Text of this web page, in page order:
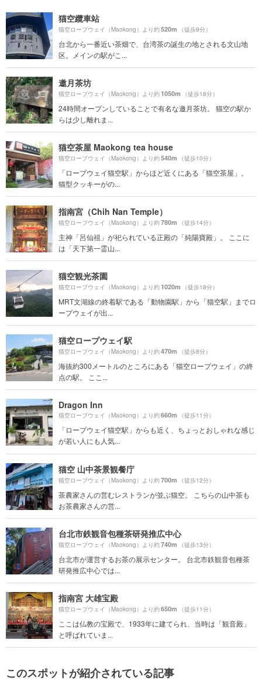
猫空纜車站
猫空ロープウェイ（Maokong）より約520m （徒歩9分）
台北から一番近い茶畑で、台湾茶の誕生の地とされる文山地
区。メインの駅がこ...
邀月茶坊
猫空ロープウェイ（Maokong）より約1050m （徒歩18分）
24時間オープンしていることで有名な邀月茶坊。 猫空の駅か
らは少し離れま...
猫空茶屋 Maokong tea house
猫空ロープウェイ（Maokong）より約540m （徒歩10分）
「ロープウェイ猫空駅」からほど近くにある「猫空茶屋」。
猫型クッキーがの...
指南宮（Chih Nan Temple）
猫空ロープウェイ（Maokong）より約780m （徒歩14分）
主神「呂仙祖」が祀られている正殿の「純陽寶殿」。 ここに
は「天下第一霊山...
猫空観光茶園
猫空ロープウェイ（Maokong）より約1020m （徒歩18分）
MRT文湖線の終着駅である「動物園駅」から「猫空駅」までロ
ープウェイが出...
猫空ロープウェイ駅
猫空ロープウェイ（Maokong）より約470m （徒歩8分）
海抜約300メートルのところにある「猫空ロープウェイ」の終
点の駅。 ここ...
Dragon Inn
猫空ロープウェイ（Maokong）より約660m （徒歩11分）
「ロープウェイ猫空駅」からも近く、ちょっとおしゃれな感じ
が若い人にも人気...
猫空 山中茶景観餐庁
猫空ロープウェイ（Maokong）より約700m （徒歩12分）
茶農家さんの営むレストランが並ぶ猫空。 こちらの山中茶も
お茶農家さんの営...
台北市鉄観音包種茶研発推広中心
猫空ロープウェイ（Maokong）より約740m （徒歩13分）
台北市が運営するお茶の展示センター。 台北市鉄観音包種茶
研発推広中心では...
指南宮 大雄宝殿
猫空ロープウェイ（Maokong）より約650m （徒歩11分）
ここは仏教の宝殿で、1933年に建てられ、当時は「観音殿」
と呼ばれていま...
このスポットが紹介されている記事